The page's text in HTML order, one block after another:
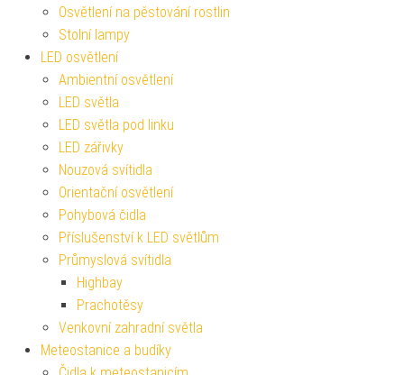
Osvětlení na pěstování rostlin
Stolní lampy
LED osvětlení
Ambientní osvětlení
LED světla
LED světla pod linku
LED zářivky
Nouzová svítidla
Orientační osvětlení
Pohybová čidla
Příslušenství k LED světlům
Průmyslová svítidla
Highbay
Prachotěsy
Venkovní zahradní světla
Meteostanice a budíky